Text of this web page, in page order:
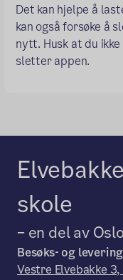
Det kan hjelpe å
kan også forsøke å
nytt. Husk at du
sletter appen.
skole
– en del av
Besøks- og
Vestre Elvebakke